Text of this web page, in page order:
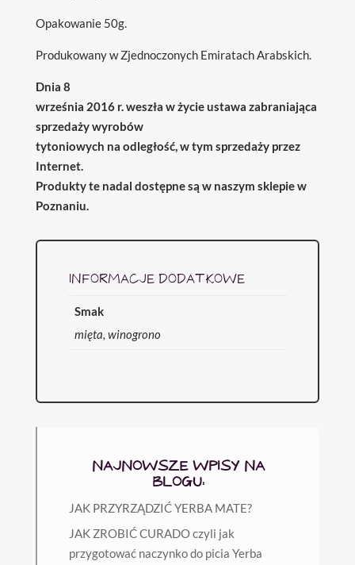
Opakowanie 50g.
Produkowany w Zjednoczonych Emiratach Arabskich.
Dnia 8
września 2016 r. weszła w życie ustawa zabraniająca
sprzedaży wyrobów
tytoniowych na odległość, w tym sprzedaży przez
Internet.
Produkty te nadal dostępne są w naszym sklepie w
Poznaniu.
INFORMACJE DODATKOWE
Smak
mięta, winogrono
NAJNOWSZE WPISY NA
BLOGU:
JAK PRZYRZĄDZIĆ YERBA MATE?
JAK ZROBIĆ CURADO czyli jak
przygotować naczynko do picia Yerba